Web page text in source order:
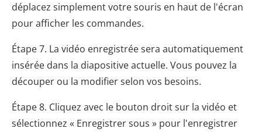
déplacez simplement votre souris en haut de l'écran
pour afficher les commandes.
Étape 7. La vidéo enregistrée sera automatiquement
insérée dans la diapositive actuelle. Vous pouvez la
découper ou la modifier selon vos besoins.
Étape 8. Cliquez avec le bouton droit sur la vidéo et
sélectionnez « Enregistrer sous » pour l'enregistrer